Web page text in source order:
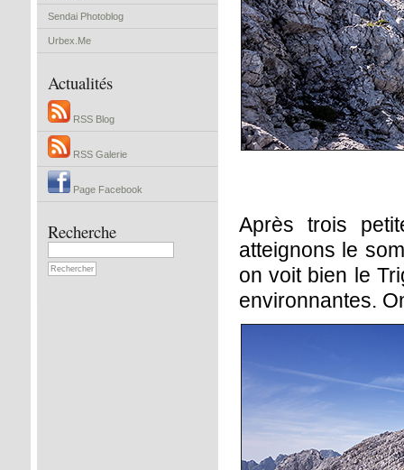
Sendai Photoblog
Urbex.Me
Actualités
RSS Blog
RSS Galerie
Page Facebook
Recherche
Après trois
atteignons le
on voit bien le
environnantes.